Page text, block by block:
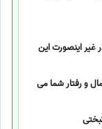
اینصورت این
و رفتار شما می